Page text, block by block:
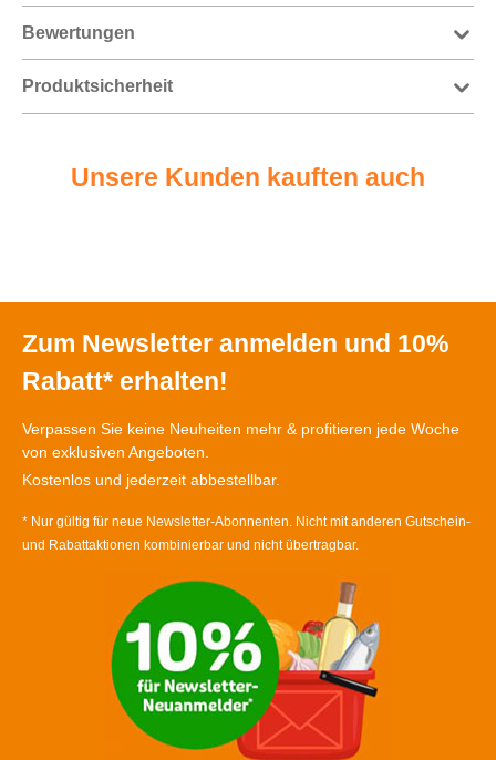
Bewertungen
Produktsicherheit
Unsere Kunden kauften auch
Zum Newsletter anmelden und 10%
Rabatt* erhalten!
Verpassen Sie keine Neuheiten mehr & profitieren jede Woche
von exklusiven Angeboten.
Kostenlos und jederzeit abbestellbar.
* Nur gültig für neue Newsletter-Abonnenten. Nicht mit anderen Gutschein-
und Rabattaktionen kombinierbar und nicht übertragbar.